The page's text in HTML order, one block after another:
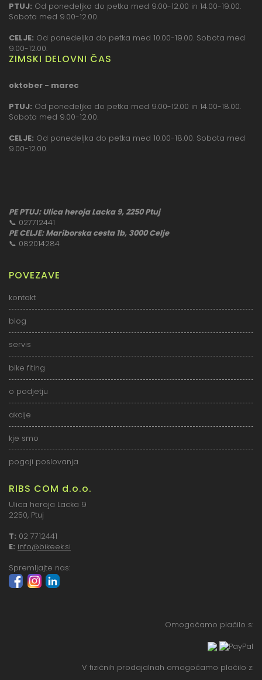
PTUJ: Od ponedeljka do petka med 9.00-12.00 in 14.00-19.00.
Sobota med 9.00-12.00.
CELJE: Od ponedeljka do petka med 10.00-19.00. Sobota med
9.00-12.00.
ZIMSKI DELOVNI ČAS
oktober - marec
PTUJ: Od ponedeljka do petka med 9.00-12.00 in 14.00-18.00.
Sobota med 9.00-12.00.
CELJE: Od ponedeljka do petka med 10.00-18.00. Sobota med
9.00-12.00.
PE PTUJ: Ulica heroja Lacka 9, 2250 Ptuj
📞 027712441
PE CELJE: Mariborska cesta 1b, 3000 Celje
📞 082014284
POVEZAVE
kontakt
blog
servis
bike fiting
o podjetju
akcije
kje smo
pogoji poslovanja
RIBS COM d.o.o.
Ulica heroja Lacka 9
2250, Ptuj
T: 02 7712441
E: info@bikeek.si
Spremljajte nas:
Omogočamo plačilo s:
V fizičnih prodajalnah omogočamo plačilo z: